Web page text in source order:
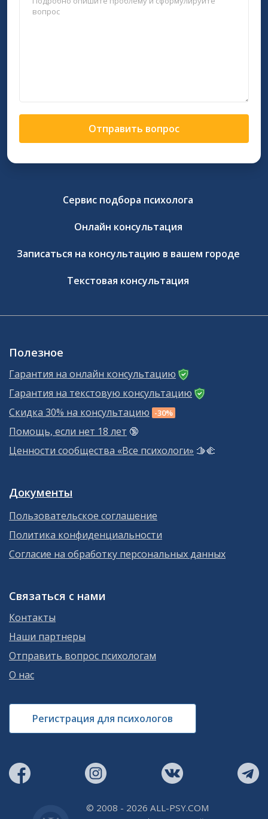
Отправить вопрос
Сервис подбора психолога
Онлайн консультация
Записаться на консультацию в вашем городе
Текстовая консультация
Полезное
Гарантия на онлайн консультацию
Гарантия на текстовую консультацию
Скидка 30% на консультацию -30%
Помощь, если нет 18 лет 🔞
Ценности сообщества «Все психологи» 🫱‍🫲
Документы
Пользовательское соглашение
Политика конфиденциальности
Согласие на обработку персональных данных
Связаться с нами
Контакты
Наши партнеры
Отправить вопрос психологам
О нас
Регистрация для психологов
© 2008 - 2026 ALL-PSY.COM